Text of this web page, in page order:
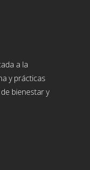
a la
y prácticas
bienestar y